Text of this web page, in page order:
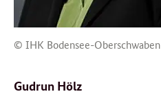
© IHK Bodensee-Oberschwaben
Gudrun Hölz